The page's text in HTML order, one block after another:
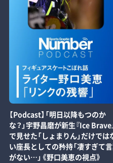
【Podcast】「明日以降もつのか
な？」宇野昌磨が新生『Ice Brave
で見せた「しょまりん」だけでは
い座長としての矜持「凄すぎて
がない…」《野口美恵の視点》